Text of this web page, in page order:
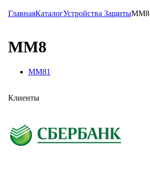
ГлавнаяКаталогУстройства ЗащитыMM8
MM8
MM81
Клиенты